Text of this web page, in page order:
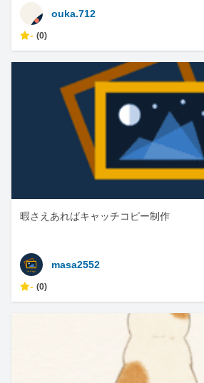
ouka.712
- (0)
暇さえあればキャッチコピー制作
masa2552
- (0)